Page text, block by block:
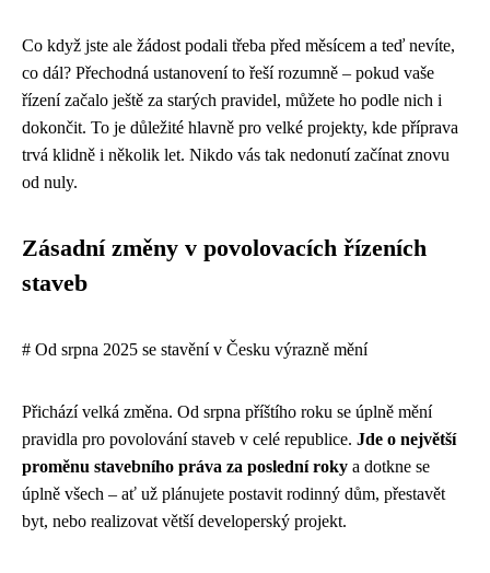
Co když jste ale žádost podali třeba před měsícem a teď nevíte,
co dál? Přechodná ustanovení to řeší rozumně – pokud vaše
řízení začalo ještě za starých pravidel, můžete ho podle nich i
dokončit. To je důležité hlavně pro velké projekty, kde příprava
trvá klidně i několik let. Nikdo vás tak nedonutí začínat znovu
od nuly.
Zásadní změny v povolovacích řízeních
staveb
# Od srpna 2025 se stavění v Česku výrazně mění
Přichází velká změna. Od srpna příštího roku se úplně mění
pravidla pro povolování staveb v celé republice. Jde o největší
proměnu stavebního práva za poslední roky a dotkne se
úplně všech – ať už plánujete postavit rodinný dům, přestavět
byt, nebo realizovat větší developerský projekt.